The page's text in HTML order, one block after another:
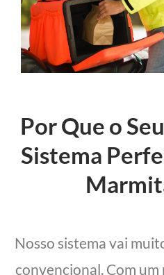
Por Que o
Sistema
Nosso sistema vai
convencional. Com